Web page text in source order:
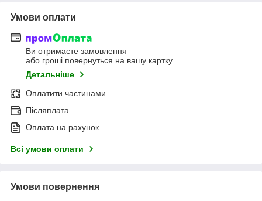
Умови оплати
Ви отримаєте замовлення
або гроші повернуться на вашу картку
Детальніше
Оплатити частинами
Післяплата
Оплата на рахунок
Всі умови оплати
Умови повернення